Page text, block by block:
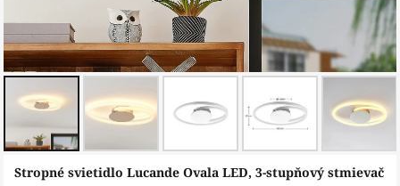
Preskočiť
Stropné svietidlo Lucande Ovala LED, 3-stupňový stmievač